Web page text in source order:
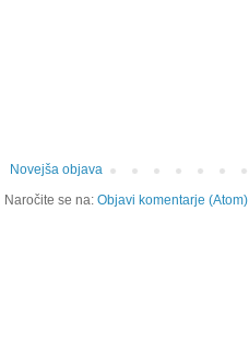
Novejša objava
Naročite se na: Objavi komentarje (Atom)